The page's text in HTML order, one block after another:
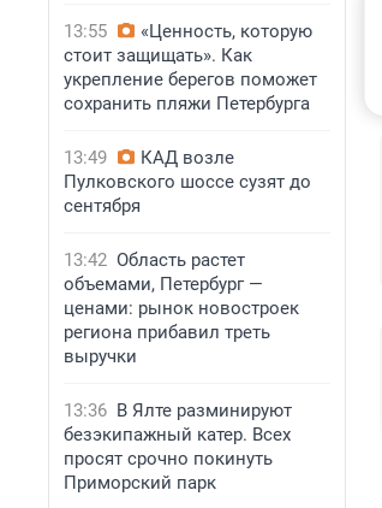
13:55
«Ценность, которую
стоит защищать». Как
укрепление берегов поможет
сохранить пляжи Петербурга
13:49
КАД возле
Пулковского шоссе сузят до
сентября
13:42 Область растет
объемами, Петербург —
ценами: рынок новостроек
региона прибавил треть
выручки
13:36 В Ялте разминируют
безэкипажный катер. Всех
просят срочно покинуть
Приморский парк